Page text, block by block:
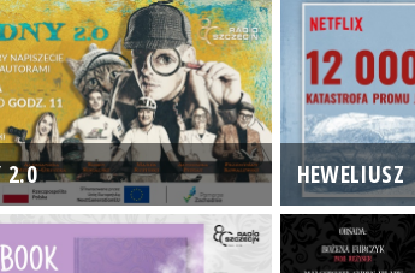
2.0 HEWELIUSZ